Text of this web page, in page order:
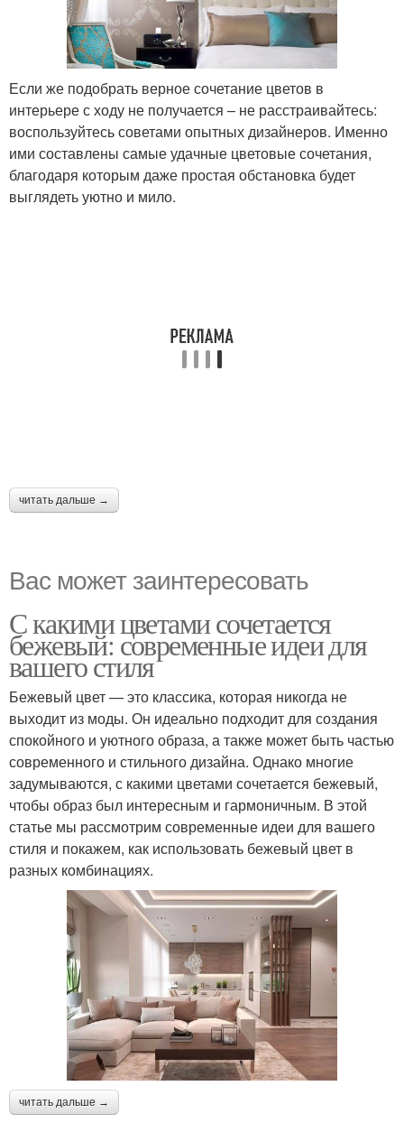
Если же подобрать верное сочетание цветов в
интерьере с ходу не получается – не расстраивайтесь:
воспользуйтесь советами опытных дизайнеров. Именно
ими составлены самые удачные цветовые сочетания,
благодаря которым даже простая обстановка будет
выглядеть уютно и мило.
читать дальше →
Вас может заинтересовать
С какими цветами сочетается
бежевый: современные идеи для
вашего стиля
Бежевый цвет — это классика, которая никогда не
выходит из моды. Он идеально подходит для создания
спокойного и уютного образа, а также может быть частью
современного и стильного дизайна. Однако многие
задумываются, с какими цветами сочетается бежевый,
чтобы образ был интересным и гармоничным. В этой
статье мы рассмотрим современные идеи для вашего
стиля и покажем, как использовать бежевый цвет в
разных комбинациях.
читать дальше →